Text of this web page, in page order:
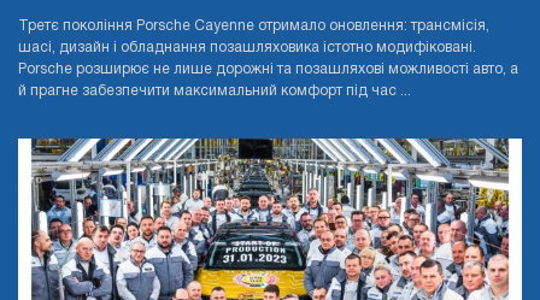
Третє покоління Porsche Cayenne отримало оновлення: трансмісія,
шасі, дизайн і обладнання позашляховика істотно модифіковані.
Porsche розширює не лише дорожні та позашляхові можливості авто, а
й прагне забезпечити максимальний комфорт під час ...